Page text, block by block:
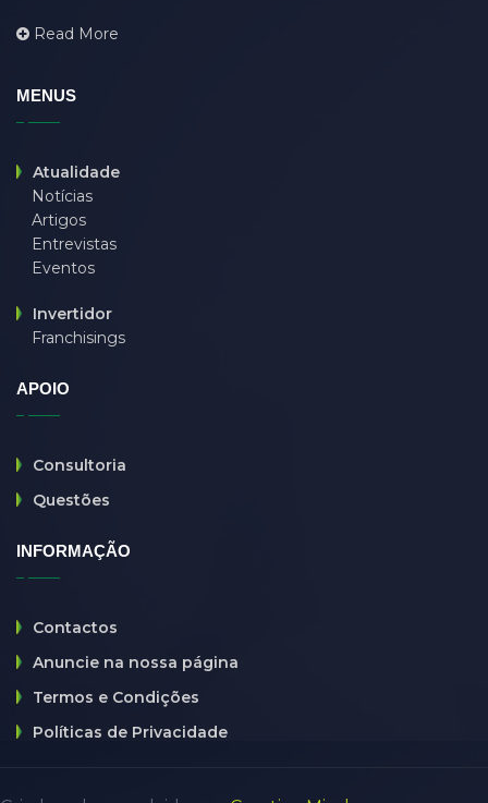
django
eğitim
employer
endpoint
et eu asperiores qui
fitness
fußpflege
Holtel
html
htmll (0)
it company(6)
java(0)
Read More
MENUS
Atualidade
Notícias
Artigos
Entrevistas
Eventos
Invertidor
Franchisings
APOIO
Consultoria
Questões
INFORMAÇÃO
Contactos
Anuncie na nossa página
Termos e Condições
Políticas de Privacidade